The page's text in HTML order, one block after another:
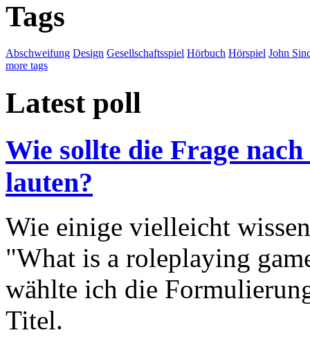
Tags
Abschweifung Design Gesellschaftsspiel Hörbuch Hörspiel John
more tags
Latest poll
Wie sollte die Frage
lauten?
Wie einige vielleicht
"What is a roleplaying
wählte ich die
Titel.